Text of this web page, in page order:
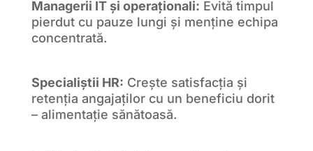
Managerii IT și operaționali: Evită timpul
pierdut cu pauze lungi și menține echipa
concentrată.
Specialiștii HR: Crește satisfacția și
retenția angajaților cu un beneficiu dorit
– alimentație sănătoasă.